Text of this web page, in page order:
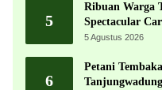
5
Ribuan Warga
Spectacular
Kemerdekaan
5 Agustus 2026
6
Petani